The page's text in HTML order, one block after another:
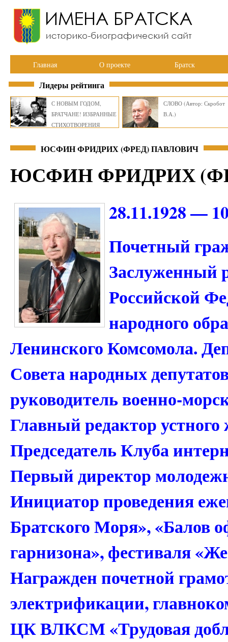
Главная О проекте Братск
Лидеры рейтинга
С НОВЫМ ГОДОМ,
БРАТЧАНЕ! ИЗБРАННЫЕ
СТИХОТВОРЕНИЯ
СЛОВО (Автор: Скробот
В.А.)
ЮСФИН ФРИДРИХ (ФРЕД) ПАВЛОВИЧ
ЮСФИН ФРИДРИХ
28.11.1928 —
Почетный
Заслуженный
Российской
народного
Ленинского Комсомола.
Совета народных
руководитель военно-
Главный редактор устного
Председатель Клуба
Первый директор
Инициатор проведения
Братского Моря», «Балов
гарнизона», фестиваля
Награжден почетной
электрификации,
ЦК ВЛКСМ «Трудовая